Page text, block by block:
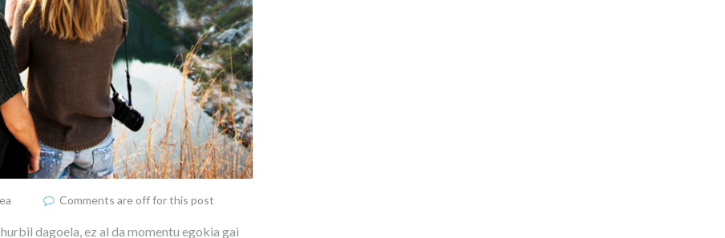
Comments are off for this post
dagoela, ez al da momentu egokia gai